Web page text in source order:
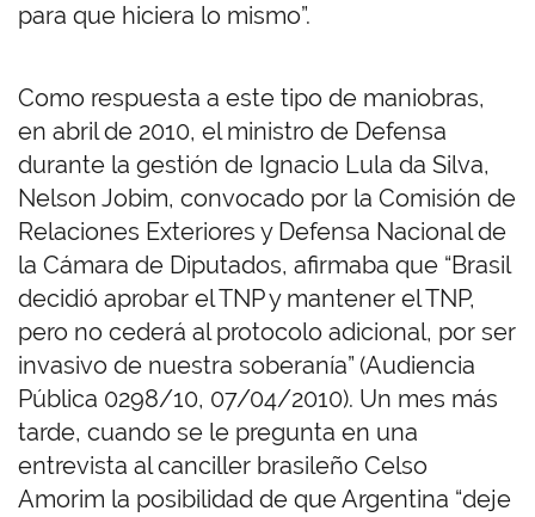
para que hiciera lo mismo”.
Como respuesta a este tipo de maniobras,
en abril de 2010, el ministro de Defensa
durante la gestión de Ignacio Lula da Silva,
Nelson Jobim, convocado por la Comisión de
Relaciones Exteriores y Defensa Nacional de
la Cámara de Diputados, afirmaba que “Brasil
decidió aprobar el TNP y mantener el TNP,
pero no cederá al protocolo adicional, por ser
invasivo de nuestra soberanía” (Audiencia
Pública 0298/10, 07/04/2010). Un mes más
tarde, cuando se le pregunta en una
entrevista al canciller brasileño Celso
Amorim la posibilidad de que Argentina “deje